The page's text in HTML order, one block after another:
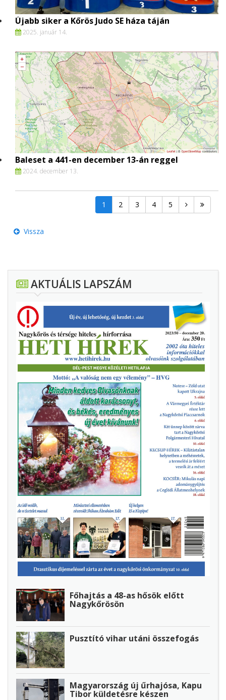
Újabb siker a Kőrös Judo SE háza táján
2025. január 14.
Baleset a 441-en december 13-án reggel
2024. december 13.
1 2 3 4 5
Vissza
AKTUÁLIS LAPSZÁM
Főhajtás a 48-as hősök előtt
Nagykőrösön
Pusztító vihar utáni összefogás
Magyarország új űrhajósa, Kapu
Tibor küldetésre készen